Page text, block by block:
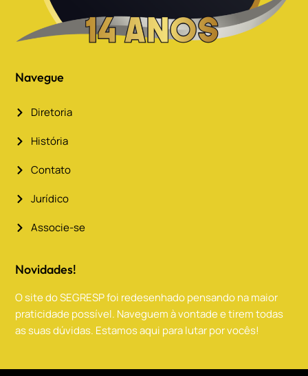
Navegue
Diretoria
História
Contato
Jurídico
Associe-se
Novidades!
O site do SEGRESP foi redesenhado pensando na maior
praticidade possível. Naveguem à vontade e tirem todas
as suas dúvidas. Estamos aqui para lutar por vocês!